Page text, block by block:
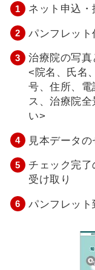
ネット申込・
パンフレット
治療院の写
<院名、氏名
号、住所、電
ス、治療院
い>
見本データ
チェック完
受け取り
パンフレット